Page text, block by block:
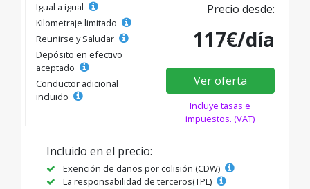
Igual a igual
Kilometraje limitado
Reunirse y Saludar
Depósito en efectivo
aceptado
Conductor adicional
incluido
Precio desde:
117€/día
Ver oferta
Incluye tasas e
impuestos. (VAT)
Incluido en el precio:
Exención de daños por colisión (CDW)
La responsabilidad de terceros(TPL)